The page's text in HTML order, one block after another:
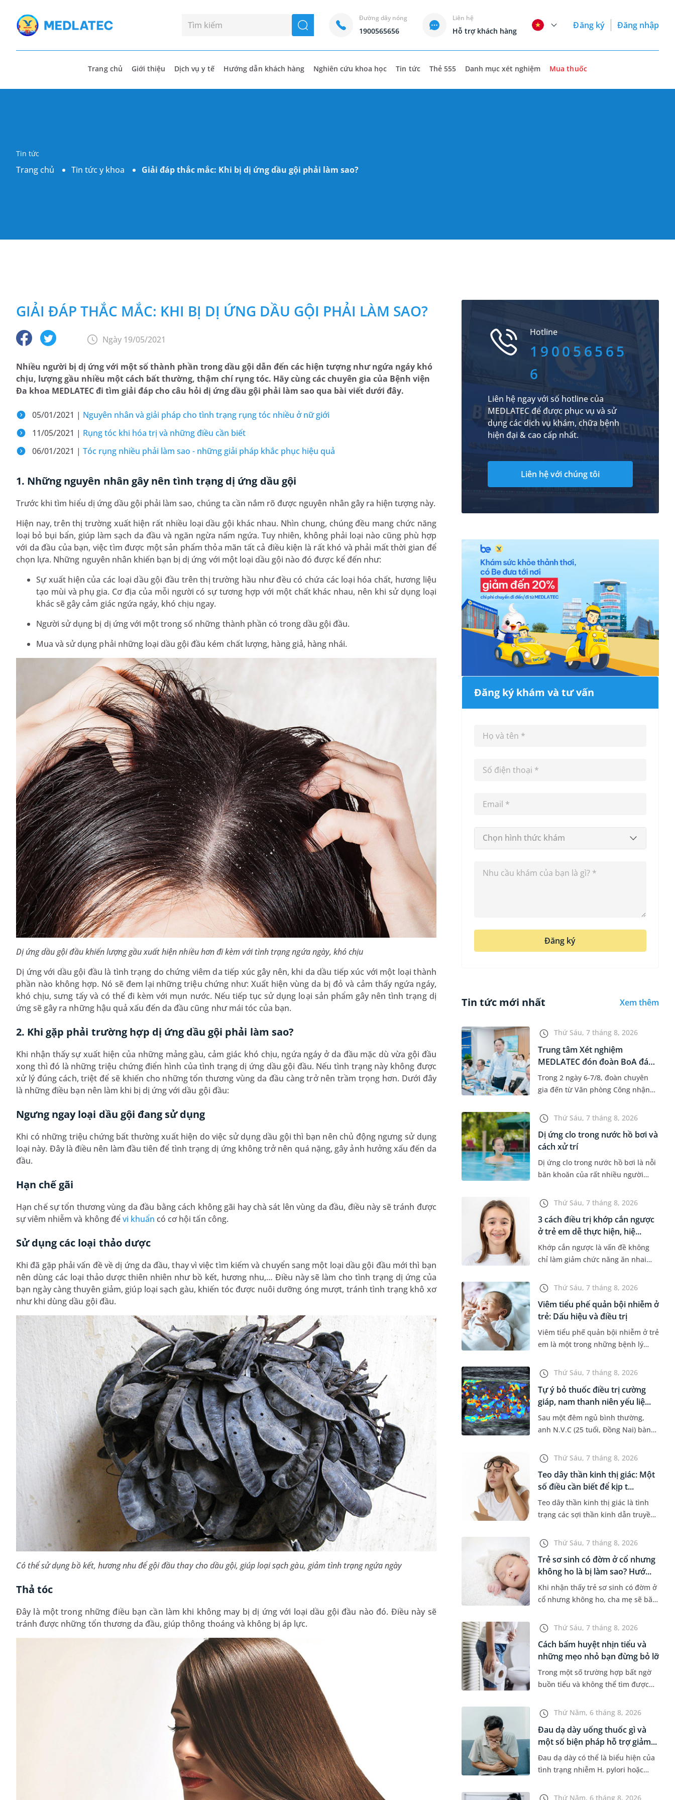
seach
Đường dây nóng
1900565656
Liên hệ
Hỗ trợ khách hàng
Đăng ký Đăng nhập
Trang chủ Giới thiệu Dịch vụ y tế Hướng dẫn khách hàng Nghiên cứu khoa học Tin tức Thẻ 555 Danh mục xét nghiệm Mua thuốc
Tin tức
Trang chủ Tin tức y khoa Giải đáp thắc mắc: Khi bị dị ứng dầu gội phải làm sao?
GIẢI ĐÁP THẮC MẮC: KHI BỊ DỊ ỨNG DẦU GỘI PHẢI LÀM SAO?
Ngày 19/05/2021
Nhiều người bị dị ứng với một số thành phần trong dầu gội dẫn đến các hiện tượng như ngứa ngáy khó
chịu, lượng gầu nhiều một cách bất thường, thậm chí rụng tóc. Hãy cùng các chuyên gia của Bệnh viện
Đa khoa MEDLATEC đi tìm giải đáp cho câu hỏi dị ứng dầu gội phải làm sao qua bài viết dưới đây.
05/01/2021 | Nguyên nhân và giải pháp cho tình trạng rụng tóc nhiều ở nữ giới
11/05/2021 | Rụng tóc khi hóa trị và những điều cần biết
06/01/2021 | Tóc rụng nhiều phải làm sao - những giải pháp khắc phục hiệu quả
1. Những nguyên nhân gây nên tình trạng dị ứng dầu gội
Trước khi tìm hiểu dị ứng dầu gội phải làm sao, chúng ta cần nắm rõ được nguyên nhân gây ra hiện tượng này.
Hiện nay, trên thị trường xuất hiện rất nhiều loại dầu gội khác nhau. Nhìn chung, chúng đều mang chức năng
loại bỏ bụi bẩn, giúp làm sạch da đầu và ngăn ngừa nấm ngứa. Tuy nhiên, không phải loại nào cũng phù hợp
với da đầu của bạn, việc tìm được một sản phẩm thỏa mãn tất cả điều kiện là rất khó và phải mất thời gian để
chọn lựa. Những nguyên nhân khiến bạn bị dị ứng với một loại dầu gội nào đó được kể đến như:
Sự xuất hiện của các loại dầu gội đầu trên thị trường hầu như đều có chứa các loại hóa chất, hương liệu
tạo mùi và phụ gia. Cơ địa của mỗi người có sự tương hợp với một chất khác nhau, nên khi sử dụng loại
khác sẽ gây cảm giác ngứa ngáy, khó chịu ngay.
Người sử dụng bị dị ứng với một trong số những thành phần có trong dầu gội đầu.
Mua và sử dụng phải những loại dầu gội đầu kém chất lượng, hàng giả, hàng nhái.
Dị ứng dầu gội đầu khiến lượng gầu xuất hiện nhiều hơn đi kèm với tình trạng ngứa ngày, khó chịu
Dị ứng với dầu gội đầu là tình trạng do chứng viêm da tiếp xúc gây nên, khi da dầu tiếp xúc với một loại thành
phần nào không hợp. Nó sẽ đem lại những triệu chứng như: Xuất hiện vùng da bị đỏ và cảm thấy ngứa ngáy,
khó chịu, sưng tấy và có thể đi kèm với mụn nước. Nếu tiếp tục sử dụng loại sản phẩm gây nên tình trạng dị
ứng sẽ gây ra những hậu quả xấu đến da đầu cũng như mái tóc của bạn.
2. Khi gặp phải trường hợp dị ứng dầu gội phải làm sao?
Khi nhận thấy sự xuất hiện của những mảng gàu, cảm giác khó chịu, ngứa ngáy ở da đầu mặc dù vừa gội đầu
xong thì đó là những triệu chứng điển hình của tình trạng dị ứng dầu gội đầu. Nếu tình trạng này không được
xử lý đúng cách, triệt để sẽ khiến cho những tổn thương vùng da đầu càng trở nên trầm trọng hơn. Dưới đây
là những điều bạn nên làm khi bị dị ứng với dầu gội đầu:
Ngưng ngay loại dầu gội đang sử dụng
Khi có những triệu chứng bất thường xuất hiện do việc sử dụng dầu gội thì bạn nên chủ động ngưng sử dụng
loại này. Đây là điều nên làm đầu tiên để tình trạng dị ứng không trở nên quá nặng, gây ảnh hưởng xấu đến da
đầu.
Hạn chế gãi
Hạn chế sự tổn thương vùng da đầu bằng cách không gãi hay chà sát lên vùng da đầu, điều này sẽ tránh được
sự viêm nhiễm và không đểvi khuẩn có cơ hội tấn công.
Sử dụng các loại thảo dược
Khi đã gặp phải vấn đề về dị ứng da đầu, thay vì việc tìm kiếm và chuyển sang một loại dầu gội đầu mới thì bạn
nên dùng các loại thảo dược thiên nhiên như bồ kết, hương nhu,… Điều này sẽ làm cho tình trạng dị ứng của
bạn ngày càng thuyên giảm, giúp loại sạch gàu, khiến tóc được nuôi dưỡng óng mượt, tránh tình trạng khô xơ
như khi dùng dầu gội đầu.
Có thể sử dụng bồ kết, hương nhu để gội đầu thay cho dầu gội, giúp loại sạch gàu, giảm tình trạng ngứa ngày
Thả tóc
Đây là một trong những điều bạn cần làm khi không may bị dị ứng với loại dầu gội đầu nào đó. Điều này sẽ
tránh được những tổn thương da đầu, giúp thông thoáng và không bị áp lực.
Hotline
190056565
6
Liên hệ ngay với số hotline của
MEDLATEC để được phục vụ và sử
dụng các dịch vụ khám, chữa bệnh
hiện đại & cao cấp nhất.
Liên hệ với chúng tôi
Đăng ký khám và tư vấn
Chọn hình thức khám
Đăng ký
Tin tức mới nhất Xem thêm
Thứ Sáu, 7 tháng 8, 2026
Trung tâm Xét nghiệm
MEDLATEC đón đoàn BoA đánh
giá giám...
Trong 2 ngày 6-7/8, đoàn chuyên
gia đến từ Văn phòng Công nhận
nhận và đánh giá cao nỗ lực duy trì
hệ thống quản lý chất lượ...
Thứ Sáu, 7 tháng 8, 2026
Dị ứng clo trong nước hồ bơi và
cách xử trí
Dị ứng clo trong nước hồ bơi là nỗi
băn khoăn của rất nhiều người
trường hợp thường xuyên bơi ở
những hồ bơi nhân tạo. Bài v...
Thứ Sáu, 7 tháng 8, 2026
3 cách điều trị khớp cắn ngược
ở trẻ em dễ thực hiện, hiệ...
Khớp cắn ngược là vấn đề không
chỉ làm giảm chức năng ăn nhai
đối của khuôn mặt. Do đó, cần khắc
phục sớm tình trạng này để...
Thứ Sáu, 7 tháng 8, 2026
Viêm tiểu phế quản bội nhiễm ở
trẻ: Dấu hiệu và điều trị
Viêm tiểu phế quản bội nhiễm ở trẻ
em là một trong những bệnh lý
bùng phát vào thời điểm giao mùa.
Khi những tổn thương ban đầ...
Thứ Sáu, 7 tháng 8, 2026
Tự ý bỏ thuốc điều trị cường
giáp, nam thanh niên yếu liệ...
Sau một đêm ngủ bình thường,
anh N.V.C (25 tuổi, Đồng Nai) bàng
không thể vận động đi lại được. Kết
quả thăm khám tại Phòng...
Thứ Sáu, 7 tháng 8, 2026
Teo dây thần kinh thị giác: Một
số điều cần biết để kịp t...
Teo dây thần kinh thị giác là tình
trạng các sợi thần kinh dẫn truyền
thương và dần mất đi chức năng
hoạt động. Nếu điều trị m...
Thứ Sáu, 7 tháng 8, 2026
Trẻ sơ sinh có đờm ở cổ nhưng
không ho là bị làm sao? Hướ...
Khi nhận thấy trẻ sơ sinh có đờm ở
cổ nhưng không ho, cha mẹ sẽ băn
đường hô hấp hay không. Những
chia sẻ dưới đây sẽ giúp ch...
Thứ Sáu, 7 tháng 8, 2026
Cách bấm huyệt nhịn tiểu và
những mẹo nhỏ bạn đừng bỏ lỡ
Trong một số trường hợp bất ngờ
buồn tiểu và không thể tìm được
dụng phương pháp bấm huyệt
nhịn tiểu. Vậy cách bấm huyệt
nhịn...
Thứ Năm, 6 tháng 8, 2026
Đau dạ dày uống thuốc gì và
một số biện pháp hỗ trợ giảm...
Đau dạ dày có thể là biểu hiện của
tình trạng nhiễm H. pylori hoặc
Dựa theo nguyên nhân cụ thể, bác
Thứ Năm, 6 tháng 8, 2026